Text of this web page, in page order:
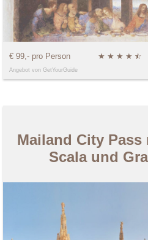
€ 99,- pro Person ★ ★ ★ ★ ★
☆
Angebot von GetYourGuide
Mailand City Pass
Scala und